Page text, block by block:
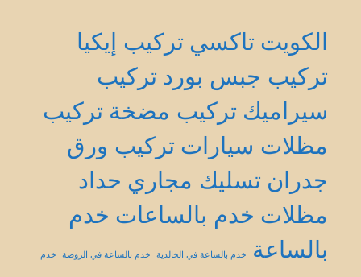
الكويت تاكسي تركيب إيكيا
تركيب جبس بورد تركيب
سيراميك تركيب مضخة تركيب
مظلات سيارات تركيب ورق
جدران تسليك مجاري حداد
مظلات خدم بالساعات خدم
بالساعة
خدم بالساعة في الخالدية خدم بالساعة في الروضة خدم